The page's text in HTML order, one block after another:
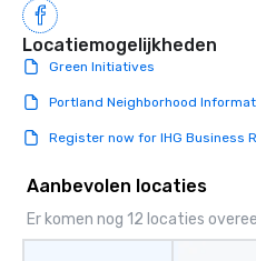
Locatiemogelijkheden
Green Initiatives
Portland Neighborhood
Register now for IHG Business
Aanbevolen locaties
Er komen nog 12 locaties